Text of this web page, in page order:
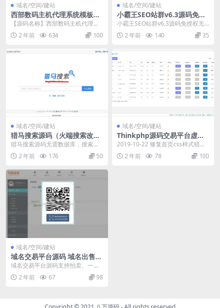
域名/空间/建站
西部数码主机代理系统模板源
码IDC网站源码虚拟主机代理
【源码名称】西部数码主机代理系
统源码 【开发环境】ASP+ACC
ESS 【你...
2 年前 634 100
域名/空间/建站
小霸王SEO站群v6.3源码免授
权无限制版+安装教程
小霸王SEO站群v6.3源码免授权无
限制版+安装教程 演示：http://12
1... 2 年前 140 35
域名/空间/建站
猎马搜索源码（火端搜索改良
版）PHP百度+好搜小偷程序
猎马搜索源码无需数据库，搜索引
擎收录快，支持自定义Sitemap
了，搜索程序和普...
2 年前 176 50
域名/空间/建站
Thinkphp源码交易平台虚拟
交易系统付费下载系统源码交
易平台程序
2019-10-22 修复首页css样式错乱
2019-9-28 修复列表页分页...
2 年前 78 100
域名/空间/建站
域名交易平台源码 域名出售一
口价拍卖交易平台源码
域名交易平台源码支持拍卖、一口
价、议价等方式，PHP仿ename易
名网整站源码带...
2 年前 67 98